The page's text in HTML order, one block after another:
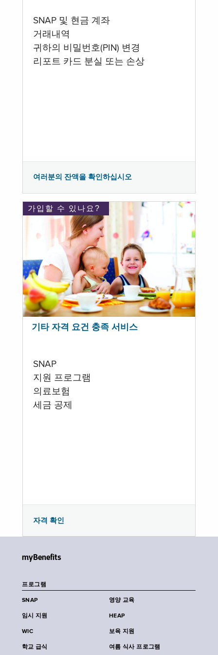
SNAP 및 현금 계좌
거래내역
귀하의 비밀번호(PIN) 변경
리포트 카드 분실 또는 손상
여러분의 잔액을 확인하십시오
가입할 수 있나요?
기타 자격 요건 충족 서비스
SNAP
지원 프로그램
의료보험
세금 공제
자격 확인
myBenefits
프로그램
SNAP 영양 교육
임시 지원 HEAP
WIC 보육 지원
학교 급식 여름 식사 프로그램